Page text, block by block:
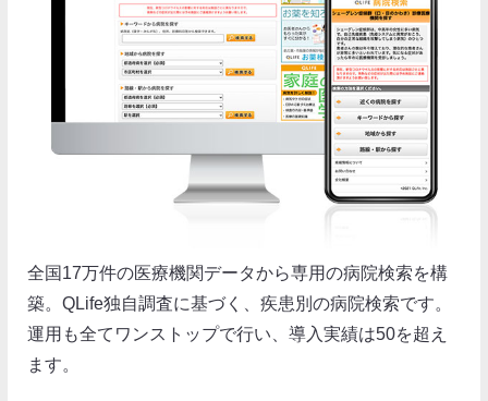
全国17万件の医療機関データから専用の病院検索を構
築。QLife独自調査に基づく、疾患別の病院検索です。
運用も全てワンストップで行い、導入実績は50を超え
ます。